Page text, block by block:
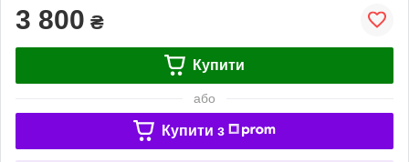
3 800 ₴
Купити
або
Купити з